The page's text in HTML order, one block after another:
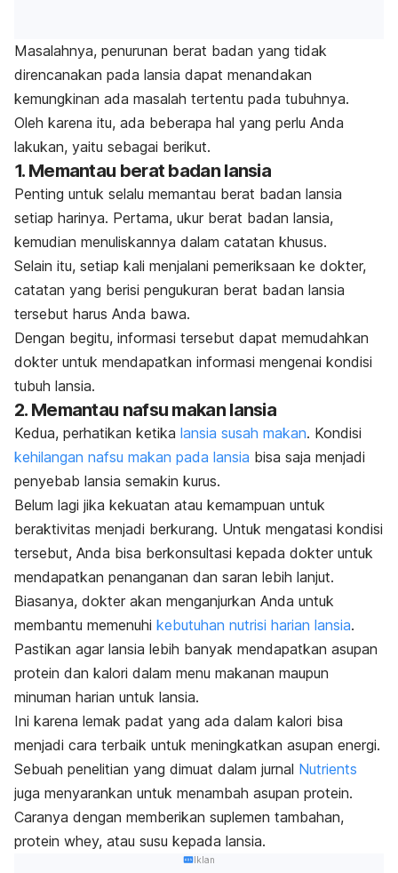
Masalahnya, penurunan berat badan yang tidak
direncanakan pada lansia dapat menandakan
kemungkinan ada masalah tertentu pada tubuhnya.
Oleh karena itu, ada beberapa hal yang perlu Anda
lakukan, yaitu sebagai berikut.
1. Memantau berat badan lansia
Penting untuk selalu memantau berat badan lansia
setiap harinya. Pertama, ukur berat badan lansia,
kemudian menuliskannya dalam catatan khusus.
Selain itu, setiap kali menjalani pemeriksaan ke dokter,
catatan yang berisi pengukuran berat badan lansia
tersebut harus Anda bawa.
Dengan begitu, informasi tersebut dapat memudahkan
dokter untuk mendapatkan informasi mengenai kondisi
tubuh lansia.
2. Memantau nafsu makan lansia
Kedua, perhatikan ketika lansia susah makan. Kondisi
kehilangan nafsu makan pada lansia bisa saja menjadi
penyebab lansia semakin kurus.
Belum lagi jika kekuatan atau kemampuan untuk
beraktivitas menjadi berkurang. Untuk mengatasi kondisi
tersebut, Anda bisa berkonsultasi kepada dokter untuk
mendapatkan penanganan dan saran lebih lanjut.
Biasanya, dokter akan menganjurkan Anda untuk
membantu memenuhi kebutuhan nutrisi harian lansia.
Pastikan agar lansia lebih banyak mendapatkan asupan
protein dan kalori dalam menu makanan maupun
minuman harian untuk lansia.
Ini karena lemak padat yang ada dalam kalori bisa
menjadi cara terbaik untuk meningkatkan asupan energi.
Sebuah penelitian yang dimuat dalam jurnal Nutrients
juga menyarankan untuk menambah asupan protein.
Caranya dengan memberikan suplemen tambahan,
protein whey, atau susu kepada lansia.
Iklan